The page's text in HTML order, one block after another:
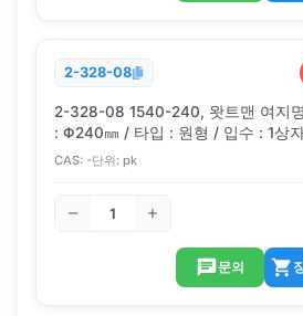
2-328-08
2-328-08 1540-240, 왓트맨 여지
: Φ240㎜ / 타입 : 원형 / 입수 : 1상
CAS: -단위: pk
문의